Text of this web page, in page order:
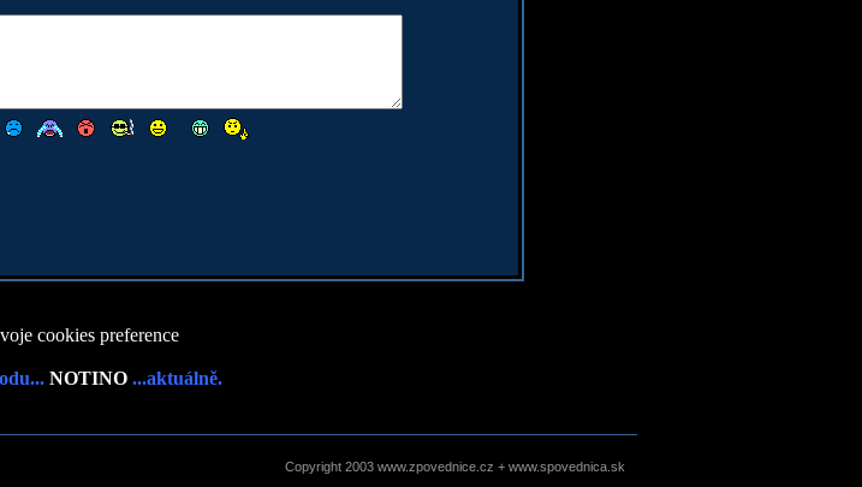
cookies preference
NOTINO ...aktuálně.
Copyright 2003 www.zpovednice.cz + www.spovednica.sk